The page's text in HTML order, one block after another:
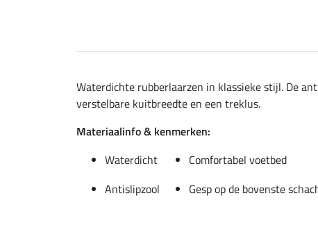
Waterdichte rubberlaarzen in klassieke stijl. De
verstelbare kuitbreedte en een treklus.
Materiaalinfo & kenmerken:
Waterdicht
Comfortabel voetbed
Antislipzool
Gesp op de bovenste